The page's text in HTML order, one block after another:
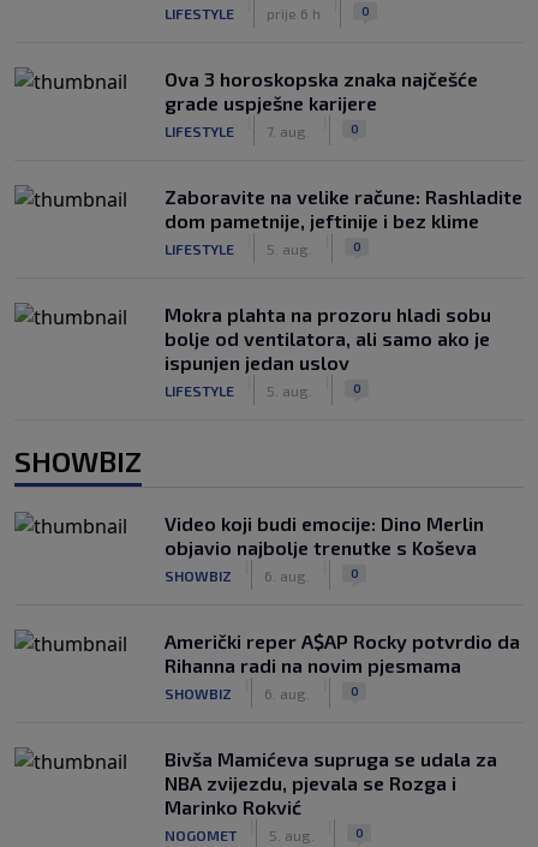
LIFESTYLE prije 6 h 0
Ova 3 horoskopska znaka najčešće
grade uspješne karijere
LIFESTYLE 7. aug. 0
Zaboravite na velike račune: Rashladite
dom pametnije, jeftinije i bez klime
LIFESTYLE 5. aug. 0
Mokra plahta na prozoru hladi sobu
bolje od ventilatora, ali samo ako je
ispunjen jedan uslov
LIFESTYLE 5. aug. 0
SHOWBIZ
Video koji budi emocije: Dino Merlin
objavio najbolje trenutke s Koševa
SHOWBIZ 6. aug. 0
Američki reper A$AP Rocky potvrdio da
Rihanna radi na novim pjesmama
SHOWBIZ 6. aug. 0
Bivša Mamićeva supruga se udala za
NBA zvijezdu, pjevala se Rozga i
Marinko Rokvić
NOGOMET 5. aug. 0